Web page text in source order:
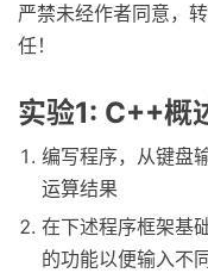
严禁未经作者同意，
任！
实验1: C++概
编写程序，从键盘
运算结果
在下述程序框架基
的功能以便输入不